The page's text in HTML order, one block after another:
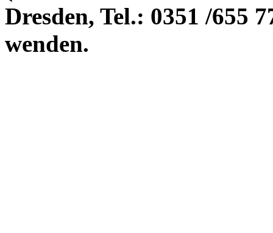
Dresden, Tel.: 0351 /655
wenden.